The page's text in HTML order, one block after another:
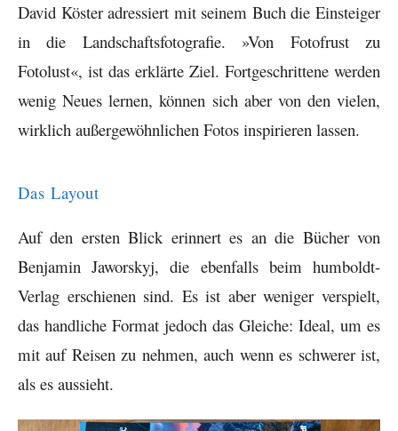
David Köster adressiert mit seinem Buch die Einsteiger
in die Landschaftsfotografie. »Von Fotofrust zu
Fotolust«, ist das erklärte Ziel. Fortgeschrittene werden
wenig Neues lernen, können sich aber von den vielen,
wirklich außergewöhnlichen Fotos inspirieren lassen.
Das Layout
Auf den ersten Blick erinnert es an die Bücher von
Benjamin Jaworskyj, die ebenfalls beim humboldt-
Verlag erschienen sind. Es ist aber weniger verspielt,
das handliche Format jedoch das Gleiche: Ideal, um es
mit auf Reisen zu nehmen, auch wenn es schwerer ist,
als es aussieht.